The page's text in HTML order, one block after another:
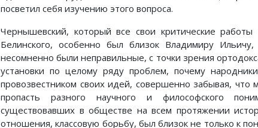
посветил себя изучению этого вопроса.
Чернышевский, который все свои критические
Белинского, особенно был близок Владимиру
несомненно были неправильные, с точки зрения
установки по целому ряду проблем, почему
провозвестником своих идей, совершенно забывая,
пропасть разного научного и философского
существовавших в обществе на всем протяжении
отношения, классовую борьбу, был близок не только к